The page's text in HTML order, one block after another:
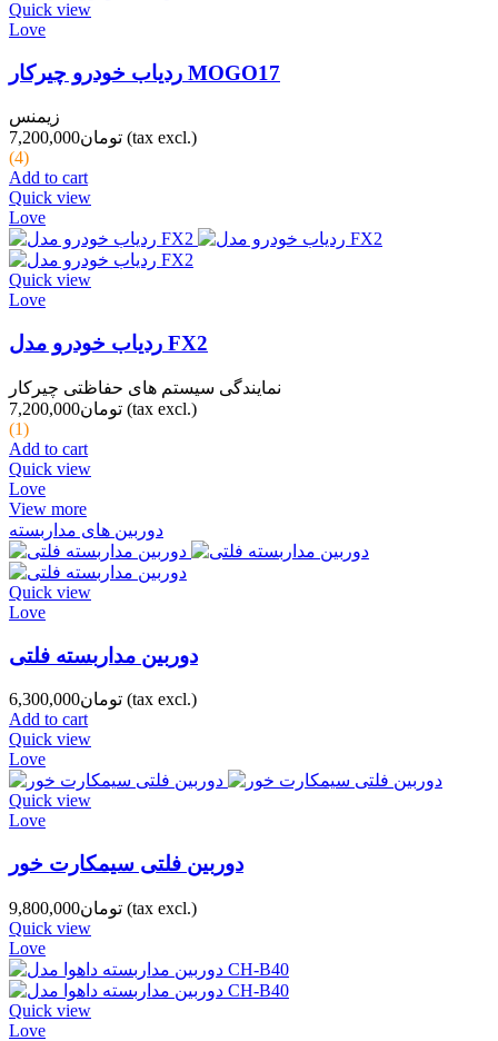
Quick view
Love
ردیاب خودرو چیرکار MOGO17
زیمنس
تومان7,200,000 (tax excl.)
(4)
Add to cart
Quick view
Love
Quick view
Love
ردیاب خودرو مدل FX2
نمایندگی سیستم های حفاظتی چیرکار
تومان7,200,000 (tax excl.)
(1)
Add to cart
Quick view
Love
View more
دوربین های مداربسته
Quick view
Love
دوربین مداربسته فلتی
تومان6,300,000 (tax excl.)
Add to cart
Quick view
Love
Quick view
Love
دوربین فلتی سیمکارت خور
تومان9,800,000 (tax excl.)
Quick view
Love
Quick view
Love